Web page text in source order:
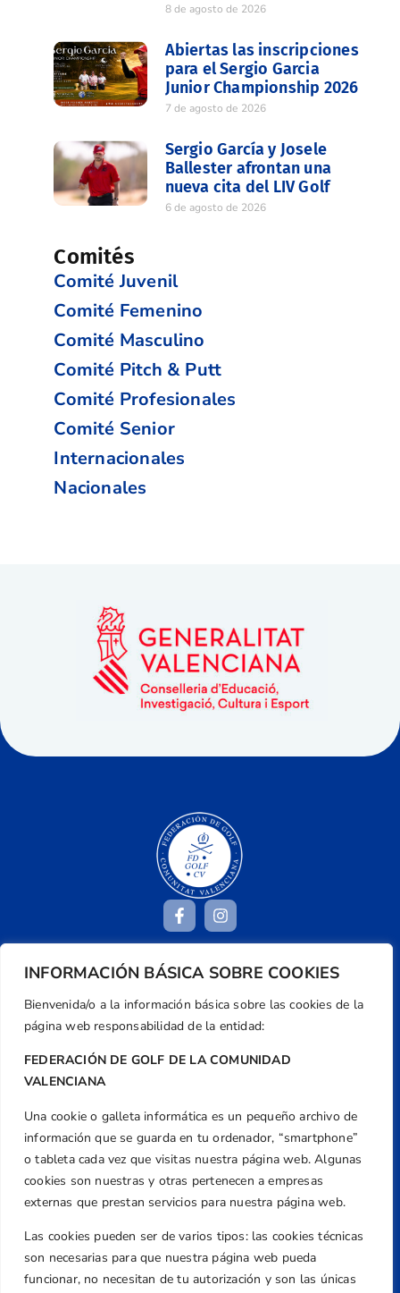
INFORMACIÓN BÁSICA SOBRE COOKIES
Bienvenida/o a la información básica sobre las cookies de la
página web responsabilidad de la entidad:
FEDERACIÓN DE GOLF DE LA COMUNIDAD
VALENCIANA
Una cookie o galleta informática es un pequeño archivo de
información que se guarda en tu ordenador, “smartphone”
o tableta cada vez que visitas nuestra página web. Algunas
cookies son nuestras y otras pertenecen a empresas
externas que prestan servicios para nuestra página web.
Las cookies pueden ser de varios tipos: las cookies técnicas
son necesarias para que nuestra página web pueda
funcionar, no necesitan de tu autorización y son las únicas
8 de agosto de 2026
Abiertas las inscripciones
para el Sergio Garcia
Junior Championship 2026
7 de agosto de 2026
Sergio García y Josele
Ballester afrontan una
nueva cita del LIV Golf
6 de agosto de 2026
Comités
Comité Juvenil
Comité Femenino
Comité Masculino
Comité Pitch & Putt
Comité Profesionales
Comité Senior
Internacionales
Nacionales
Dirección
Centre de L´Esport, Carrer d'Isaac Peral i
Caballero, Nº 5, Despachos 2 y 3, 46980,
Valencia
Email
federacion@golfcv.com
Aviso Legal
Transparencia
Normativa